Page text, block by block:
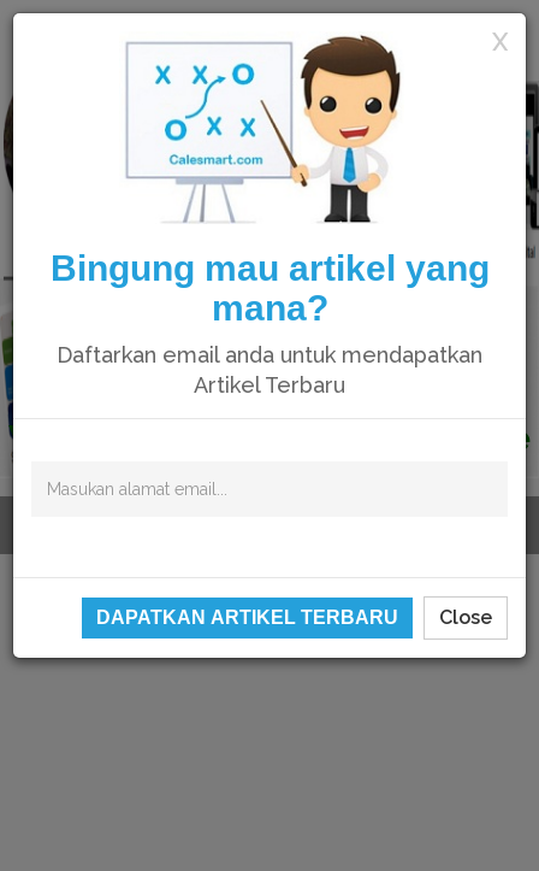
Calesmart
Video catatan kami di Youtube
X
Bingung mau artikel yang
mana?
Daftarkan email anda untuk mendapatkan
Artikel Terbaru
DAPATKAN ARTIKEL TERBARU Close